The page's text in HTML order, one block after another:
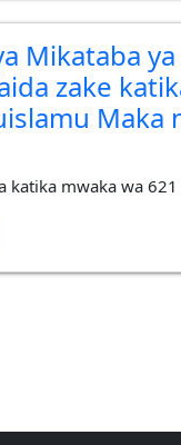
Mikataba ya
zake
Maka
katika mwaka wa 621